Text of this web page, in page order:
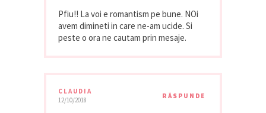
Pfiu!! La voi e romantism pe bune. NOi
avem dimineti in care ne-am ucide. Si
peste o ora ne cautam prin mesaje.
CLAUDIA
12/10/2018
RĂSPUNDE